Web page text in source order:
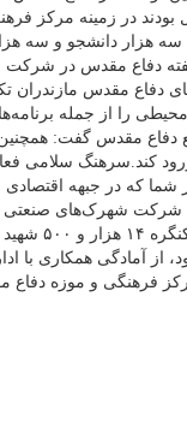
در زمینه مرکز
هزار دانش آموز، سه هزار
دفاع مقدس در
مقدس مازندران
را از جمله
دفاع مقدس گفت:
کند.سرهنگ سلامی
که در جبهه اقتصادی
شهرک‌های صنعتی
هفته دفاع
از آمادگی همکاری با
فرهنگی و موزه دفاع